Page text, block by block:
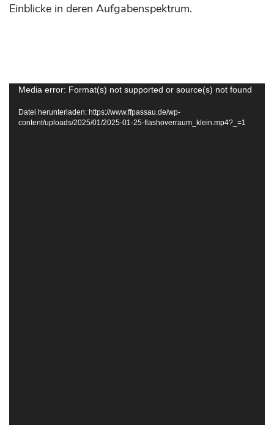
Einblicke in deren Aufgabenspektrum.
Video-
Player
Media error: Format(s) not supported or source(s) not found
Datei herunterladen: https://www.ffpassau.de/wp-
content/uploads/2025/01/2025-01-25-flashoverraum_klein.mp4?_=1